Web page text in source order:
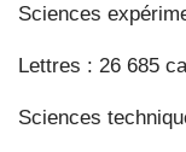
Sciences
Lettres : 26 685
Sciences